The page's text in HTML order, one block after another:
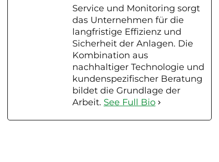
Service und Monitoring sorgt
das Unternehmen für die
langfristige Effizienz und
Sicherheit der Anlagen. Die
Kombination aus
nachhaltiger Technologie und
kundenspezifischer Beratung
bildet die Grundlage der
Arbeit. See Full Bio